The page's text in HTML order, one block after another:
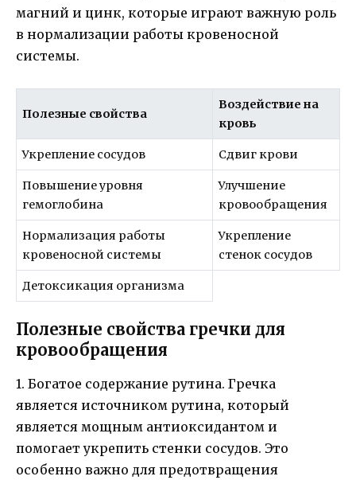
магний и цинк, которые играют важную роль
в нормализации работы кровеносной
системы.
Полезные свойства
Воздействие на
кровь
Укрепление сосудов Сдвиг крови
Повышение уровня
гемоглобина
Улучшение
кровообращения
Нормализация работы
кровеносной системы
Укрепление
стенок сосудов
Детоксикация организма
Полезные свойства гречки для
кровообращения
1. Богатое содержание рутина. Гречка
является источником рутина, который
является мощным антиоксидантом и
помогает укрепить стенки сосудов. Это
особенно важно для предотвращения